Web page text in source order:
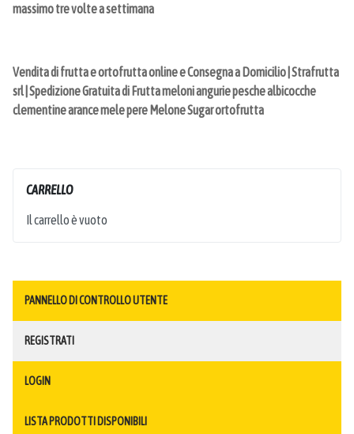
massimo tre volte a settimana
Vendita di frutta e ortofrutta online e Consegna a Domicilio | Strafrutta
srl | Spedizione Gratuita di Frutta meloni angurie pesche albicocche
clementine arance mele pere Melone Sugar ortofrutta
CARRELLO
Il carrello è vuoto
PANNELLO DI CONTROLLO UTENTE
REGISTRATI
LOGIN
LISTA PRODOTTI DISPONIBILI